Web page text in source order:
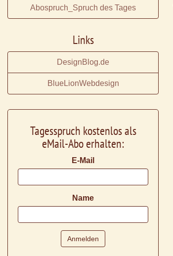
Abospruch_Spruch des Tages
Links
DesignBlog.de
BlueLionWebdesign
Tagesspruch kostenlos als
eMail-Abo erhalten:
E-Mail
Name